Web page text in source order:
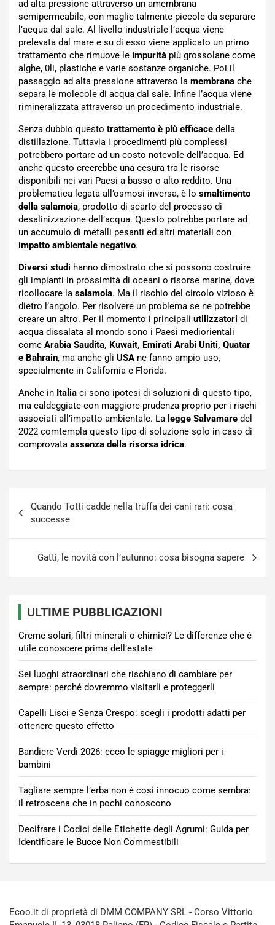
ad alta pressione attraverso un amembrana
semipermeabile, con maglie talmente piccole da separare
l’acqua dal sale. Al livello industriale l’acqua viene
prelevata dal mare e su di esso viene applicato un primo
trattamento che rimuove le impurità più grossolane come
alghe, 0li, plastiche e varie sostanze organiche. Poi il
passaggio ad alta pressione attraverso la membrana che
separa le molecole di acqua dal sale. Infine l’acqua viene
rimineralizzata attraverso un procedimento industriale.
Senza dubbio questo trattamento è più efficace della
distillazione. Tuttavia i procedimenti più complessi
potrebbero portare ad un costo notevole dell’acqua. Ed
anche questo creerebbe una cesura tra le risorse
disponibili nei vari Paesi a basso o alto reddito. Una
problematica legata all’osmosi inversa, è lo smaltimento
della salamoia, prodotto di scarto del processo di
desalinizzazione dell’acqua. Questo potrebbe portare ad
un accumulo di metalli pesanti ed altri materiali con
impatto ambientale negativo.
Diversi studi hanno dimostrato che si possono costruire
gli impianti in prossimità di oceani o risorse marine, dove
ricollocare la salamoia. Ma il rischio del circolo vizioso è
dietro l’angolo. Per risolvere un problema se ne potrebbe
creare un altro. Per il momento i principali utilizzatori di
acqua dissalata al mondo sono i Paesi mediorientali
come Arabia Saudita, Kuwait, Emirati Arabi Uniti, Quatar
e Bahrain, ma anche gli USA ne fanno ampio uso,
specialmente in California e Florida.
Anche in Italia ci sono ipotesi di soluzioni di questo tipo,
ma caldeggiate con maggiore prudenza proprio per i rischi
associati all’impatto ambientale. La legge Salvamare del
2022 comtempla questo tipo di soluzione solo in caso di
comprovata assenza della risorsa idrica.
articoli
Quando Totti cadde nella truffa dei cani rari: cosa
successe
Gatti, le novità con l’autunno: cosa bisogna sapere
ULTIME PUBBLICAZIONI
Creme solari, filtri minerali o chimici? Le differenze che è
utile conoscere prima dell’estate
Sei luoghi straordinari che rischiano di cambiare per
sempre: perché dovremmo visitarli e proteggerli
Capelli Lisci e Senza Crespo: scegli i prodotti adatti per
ottenere questo effetto
Bandiere Verdi 2026: ecco le spiagge migliori per i
bambini
Tagliare sempre l’erba non è così innocuo come sembra:
il retroscena che in pochi conoscono
Decifrare i Codici delle Etichette degli Agrumi: Guida per
Identificare le Bucce Non Commestibili
Ecoo.it di proprietà di DMM COMPANY SRL - Corso Vittorio